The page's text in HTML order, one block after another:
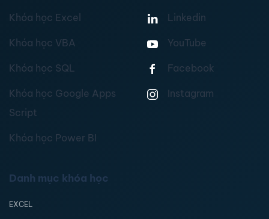
Khóa học Excel
Khóa học VBA
Khóa học SQL
Khóa học Google Apps
Script
Khóa học Power BI
Linkedin
YouTube
Facebook
Instagram
Danh mục khóa học
EXCEL